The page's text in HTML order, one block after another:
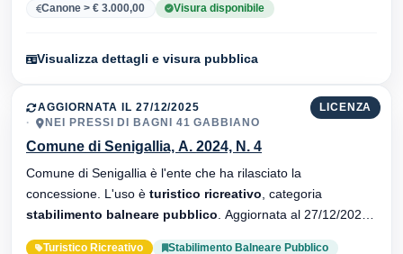
Canone > € 3.000,00
Visura disponibile
Visualizza dettagli e visura pubblica
LICENZA
AGGIORNATA IL 27/12/2025
NEI PRESSI DI BAGNI 41 GABBIANO
Comune di Senigallia, A. 2024, N. 4
Comune di Senigallia è l'ente che ha rilasciato la
concessione. L'uso è turistico ricreativo , categoria
stabilimento balneare pubblico
Turistico Ricreativo
Stabilimento Balneare Pubblico